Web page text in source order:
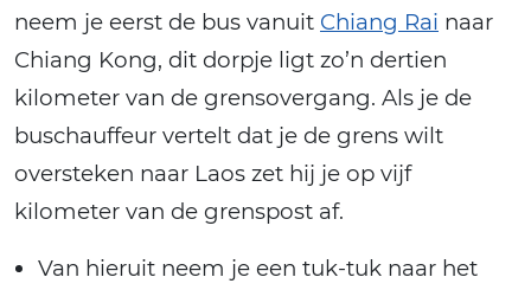
neem je eerst de bus vanuit Chiang Rai naar
Chiang Kong, dit dorpje ligt zo’n dertien
kilometer van de grensovergang. Als je de
buschauffeur vertelt dat je de grens wilt
oversteken naar Laos zet hij je op vijf
kilometer van de grenspost af.
Van hieruit neem je een tuk-tuk naar het